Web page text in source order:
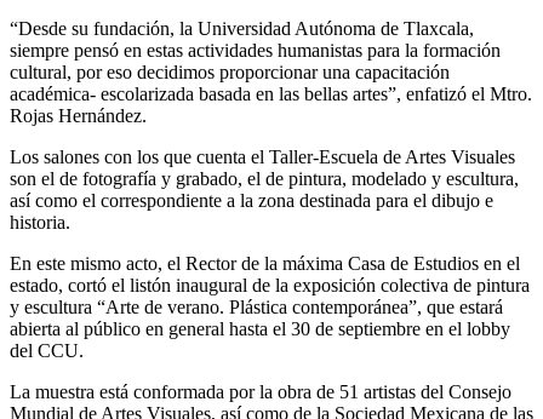
“Desde su fundación, la Universidad Autónoma de Tlaxcala,
siempre pensó en estas actividades humanistas para la formación
cultural, por eso decidimos proporcionar una capacitación
académica- escolarizada basada en las bellas artes”, enfatizó el Mtro.
Rojas Hernández.
Los salones con los que cuenta el Taller-Escuela de Artes Visuales
son el de fotografía y grabado, el de pintura, modelado y escultura,
así como el correspondiente a la zona destinada para el dibujo e
historia.
En este mismo acto, el Rector de la máxima Casa de Estudios en el
estado, cortó el listón inaugural de la exposición colectiva de pintura
y escultura “Arte de verano. Plástica contemporánea”, que estará
abierta al público en general hasta el 30 de septiembre en el lobby
del CCU.
La muestra está conformada por la obra de 51 artistas del Consejo
Mundial de Artes Visuales, así como de la Sociedad Mexicana de las